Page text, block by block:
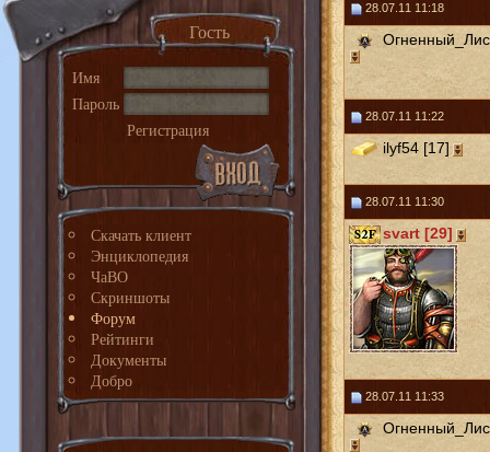
Гость
Имя
Пароль
Регистрация
Скачать клиент
Энциклопедия
ЧаВО
Скриншоты
Форум
Рейтинги
Документы
Добро
28.07.11 11:18
28.07.11 11:22
ilyf54 [17]
28.07.11 11:30
svart [29]
28.07.11 11:33